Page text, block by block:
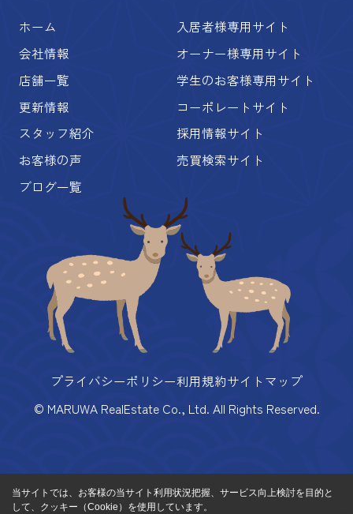
ホーム
会社情報
店舗一覧
更新情報
スタッフ紹介
お客様の声
ブログ一覧
入居者様専用サイト
オーナー様専用サイト
学生のお客様専用サイト
コーポレートサイト
採用情報サイト
売買検索サイト
プライバシーポリシー利用規約サイトマップ
© MARUWA RealEstate Co., Ltd. All Rights Reserved.
当サイトでは、お客様の当サイト利用状況把握、サービス向上検討を目的と
して、クッキー（Cookie）を使用しています。